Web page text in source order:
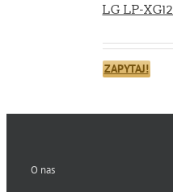
LG LP-XG12
ZAPYTAJ!
O nas